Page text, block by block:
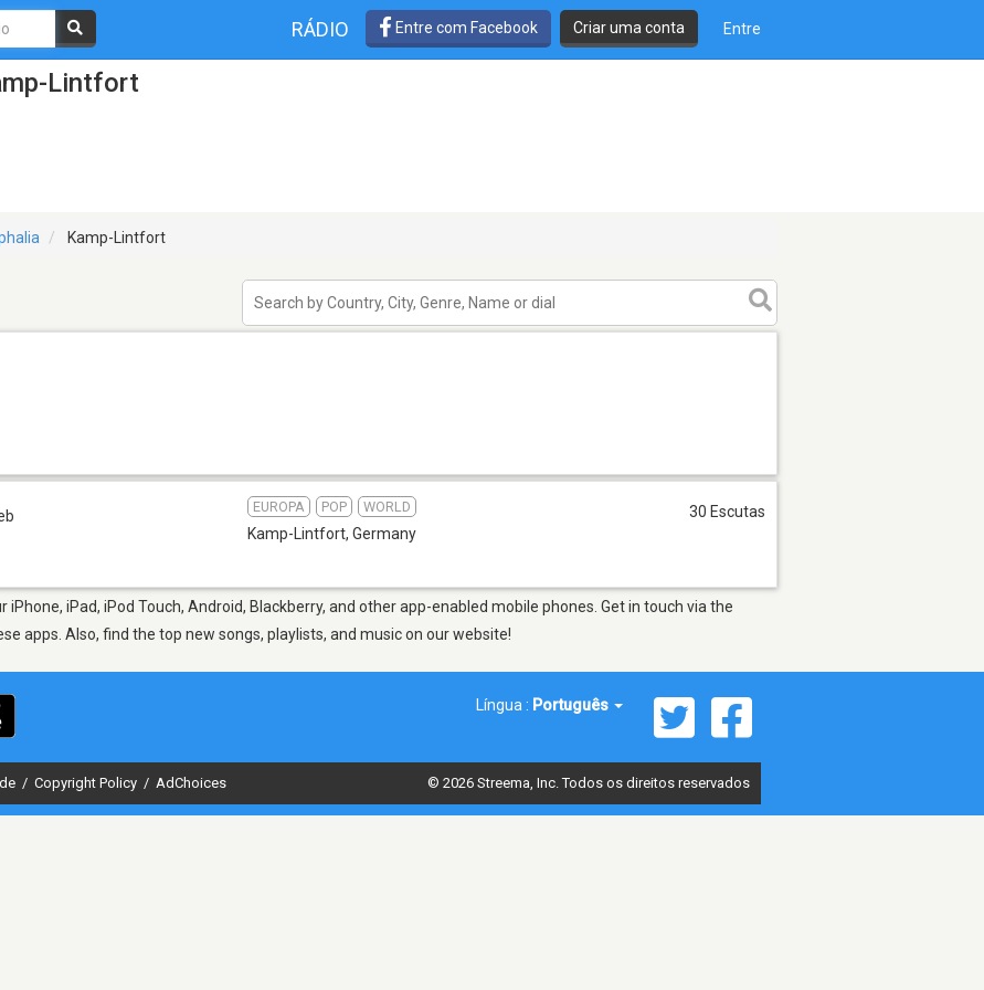
RÁDIO Entre com Facebook Criar uma conta Entre
Lintfort
Kamp-Lintfort
EUROPA POP WORLD
Kamp-Lintfort, Germany
30 Escutas
iPad, iPod Touch, Android, Blackberry, and other app-enabled mobile phones. Get in touch via the
apps. Also, find the top new songs, playlists, and music on our website!
Língua : Português
/ Copyright Policy / AdChoices © 2026 Streema, Inc. Todos os direitos reservados